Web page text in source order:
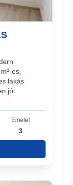
es,
lakás
jól
Emelet
3